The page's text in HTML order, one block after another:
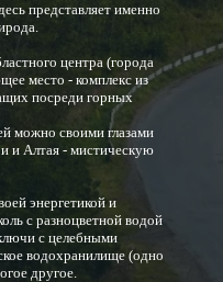
представляет именно
центра (города
место - комплекс из
посреди горных
можно своими глазами
и Алтая - мистическую
энергетикой и
с разноцветной водой
с целебными
водохранилище (одно
другое.